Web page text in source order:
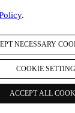
.
NECESSARY
COOKIE
ACCEPT ALL
suivi ne sera
OFFRES
CREUSET
donné votre
à notre
un compte sur le
de
les